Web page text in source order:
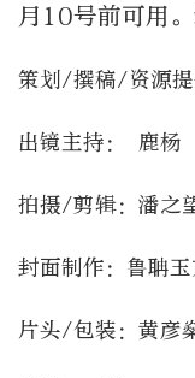
月10号前可用
策划/撰稿/资源
出镜主持： 鹿杨
拍摄/剪辑：潘之
封面制作：鲁聃玉
片头/包装：黄彦